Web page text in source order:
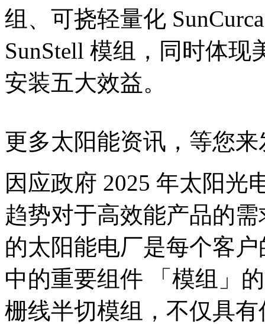
组、可挠轻量化
SunStell 模组，同时体
安装五大效益。
更多太阳能资讯，等您
因应政府 2025 年太阳光
趋势对于高效能产品的
的太阳能电厂是每个客
中的重要组件 「模组」
栅线半切模组，不仅具